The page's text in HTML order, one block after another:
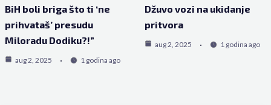
BiH boli briga što ti ‘ne
prihvataš’ presudu
Miloradu Dodiku?!”
aug 2, 2025 1 godina ago
Džuvo vozi na ukidanje
pritvora
aug 2, 2025 1 godina ago